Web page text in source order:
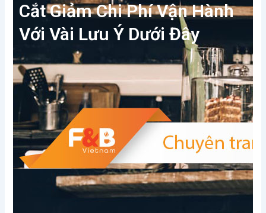
Cắt Giảm Chi Phí Vận Hành
Với Vài Lưu Ý Dưới Đây